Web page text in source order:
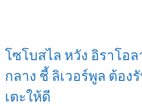
โซโบสไล หวัง อิราโอ
กลาง ชี้ ลิเวอร์พูล ต้อง
เตะให้ดี